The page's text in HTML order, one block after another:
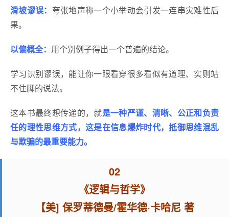
滑坡谬误： 夸张地声称一个小举动会引发一连串灾难性后
果。
以偏概全： 用个别例子得出一个普遍的结论。
学习识别谬误，能让你一眼看穿很多看似有道理、实则站
不住脚的说法。
这本书最终想传递的，就是一种严谨、清晰、公正和负责
任的理性思维方式，这是在信息爆炸时代，抵御思维混乱
与欺骗的最重要能力。
02
《逻辑与哲学》
【美] 保罗蒂德曼/霍华德·卡哈尼 著